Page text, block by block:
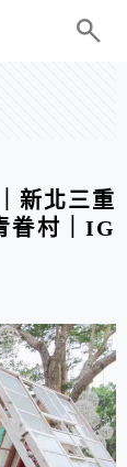
新北三重
眷村｜IG